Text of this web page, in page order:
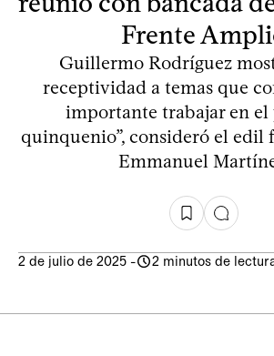
Frente
Guillermo Rodríguez
receptividad a temas que
importante trabajar en
quinquenio”, consideró el edil
Emmanuel
2 de julio de 2025 - 2 minutos de